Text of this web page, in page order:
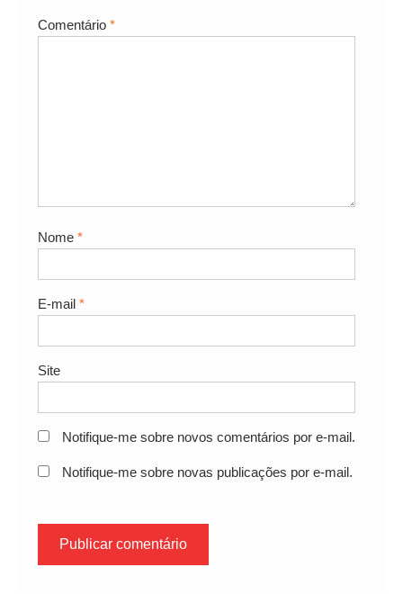
Comentário *
Nome *
E-mail *
Site
Notifique-me sobre novos comentários por e-mail.
Notifique-me sobre novas publicações por e-mail.